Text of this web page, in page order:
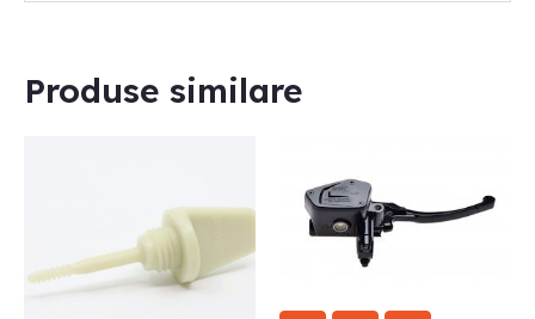
Produse similare